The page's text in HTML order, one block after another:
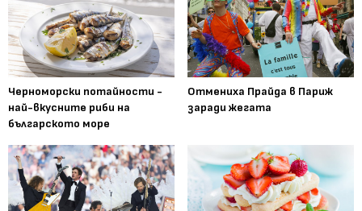
Черноморски потайности -
най-вкусните риби на
българското море
Отмениха Прайда в Париж
заради жегата